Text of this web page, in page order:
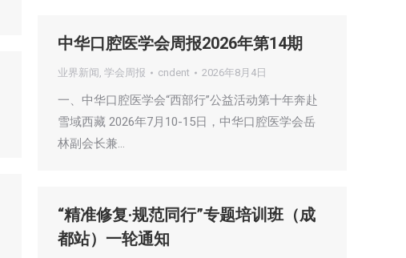
中华口腔医学会周报2026年第14期
业界新闻 , 学会周报 cndent 2026年8月4日
一、中华口腔医学会“西部行”公益活动第十年奔赴
雪域西藏 2026年7月10-15日，中华口腔医学会岳
林副会长兼…
“精准修复·规范同行”专题培训班（成
都站）一轮通知